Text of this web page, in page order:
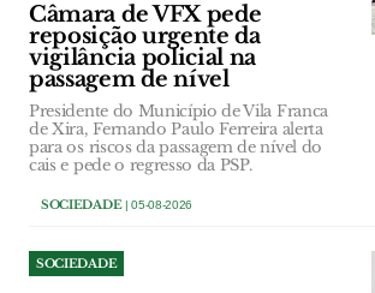
Câmara de VFX pede
reposição urgente da
vigilância policial na
passagem de nível
Presidente do Município de Vila Franca
de Xira, Fernando Paulo Ferreira alerta
para os riscos da passagem de nível do
cais e pede o regresso da PSP.
SOCIEDADE| 05-08-2026
SOCIEDADE